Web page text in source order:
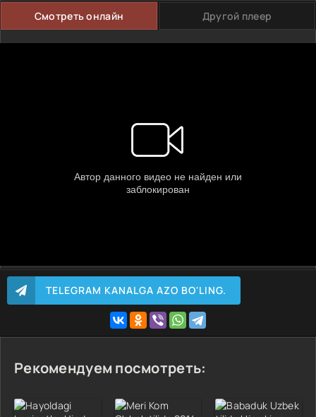
Смотреть онлайн Другой плеер
TELEGRAM KANALGA AZO BO'LING.
Рекомендуем посмотреть: